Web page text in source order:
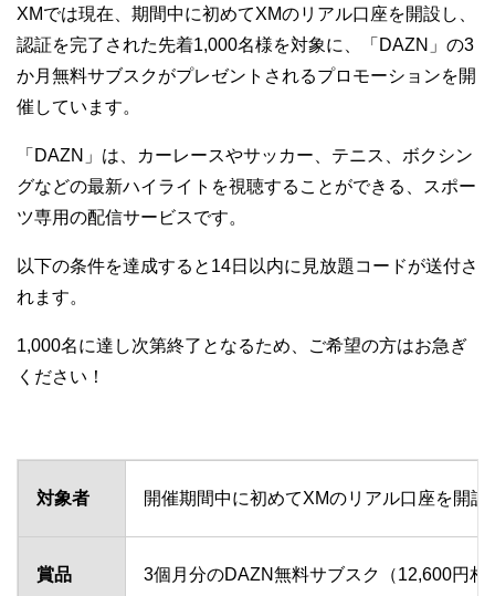
XMでは現在、期間中に初めてXMのリアル口座を開設し、
認証を完了された先着1,000名様を対象に、「DAZN」の3
か月無料サブスクがプレゼントされるプロモーションを開
催しています。
「DAZN」は、カーレースやサッカー、テニス、ボクシン
グなどの最新ハイライトを視聴することができる、スポー
ツ専用の配信サービスです。
以下の条件を達成すると14日以内に見放題コードが送付さ
れます。
1,000名に達し次第終了となるため、ご希望の方はお急ぎ
ください！
対象者 開催期間中に初めてXMのリアル口座を開設
賞品 3個月分のDAZN無料サブスク（12,600円相